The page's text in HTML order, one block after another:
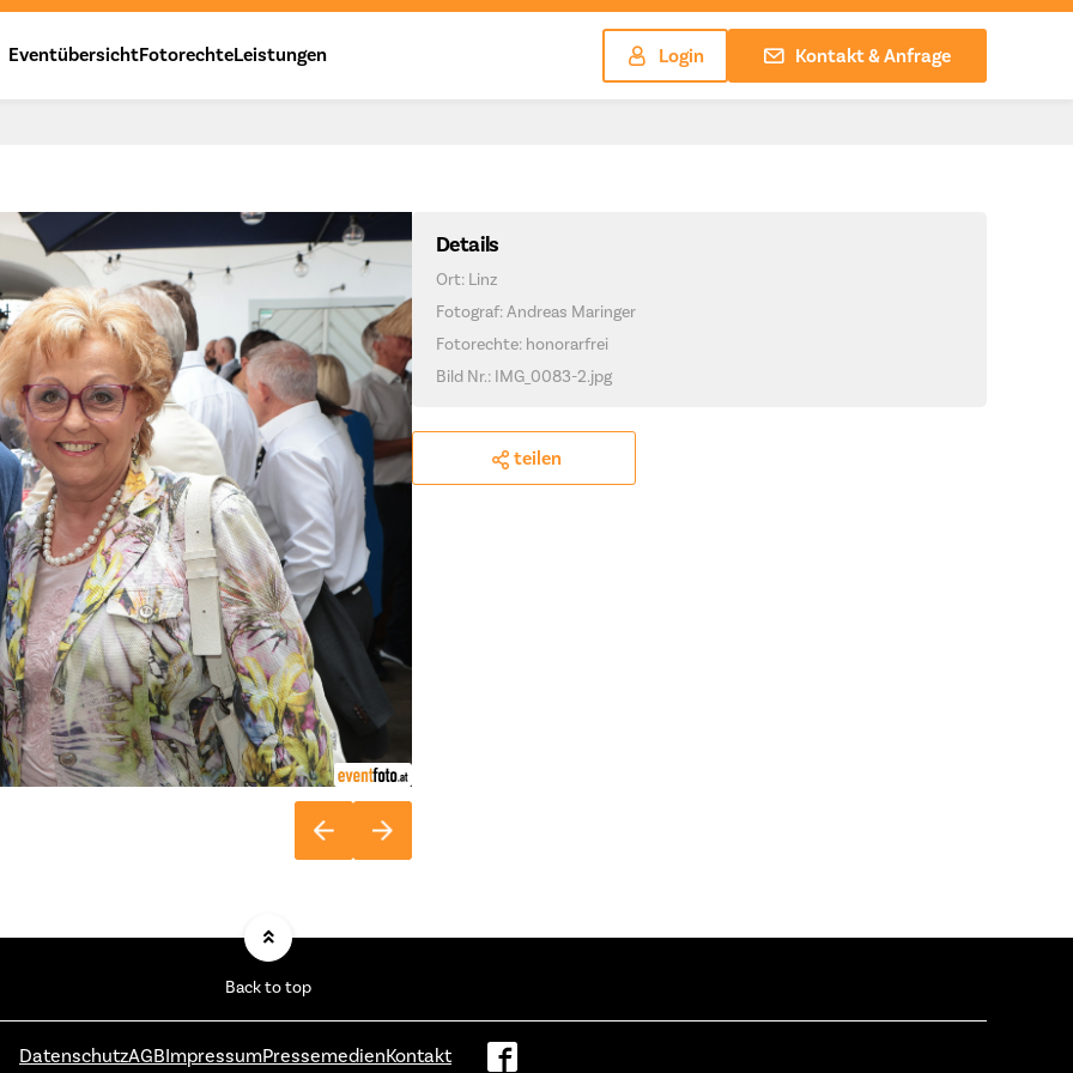
EventübersichtFotorechteLeistungen Login Kontakt & Anfrage
Details
Ort: Linz
Fotograf: Andreas Maringer
Fotorechte: honorarfrei
Bild Nr.: IMG_0083-2.jpg
teilen
Back to top
DatenschutzAGBImpressumPressemedienKontakt